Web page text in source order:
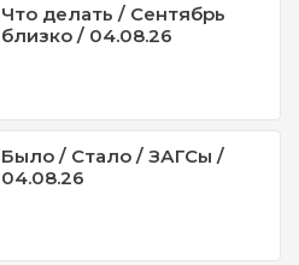
Что делать / Сентябрь
близко / 04.08.26
Было / Стало / ЗАГСы /
04.08.26